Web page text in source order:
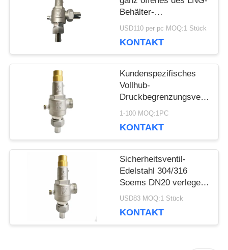
FORDERN
SIE EIN
ZITAT
SITEMAP
DATENSCHUTZRICHTLINIE
Behälter-
kälteerzeugender
SS304 DN15
USD110 per pc MOQ:1 Stück
KONTAKT
Kundenspezifisches
Vollhub-
Druckbegrenzungsventil,
kryogen, mit
Zulassung
1-100 MOQ:1PC
KONTAKT
Sicherheitsventil-
Edelstahl 304/316
Soems DN20 verlegen
kälteerzeugender
USD83 MOQ:1 Stück
KONTAKT